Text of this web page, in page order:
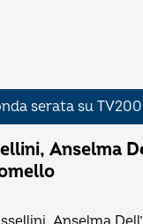
serata su
Anselma